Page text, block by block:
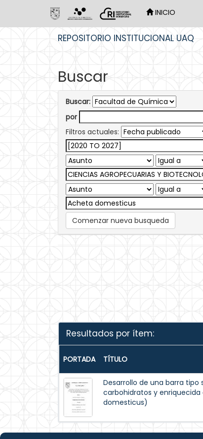
INICIO
REPOSITORIO INSTITUCIONAL UAQ
Buscar
Buscar:
por
Filtros actuales:
Comenzar nueva busqueda
Resultados por ítem:
PORTADA TÍTULO
Desarrollo de una barra
carbohidratos y
domesticus)